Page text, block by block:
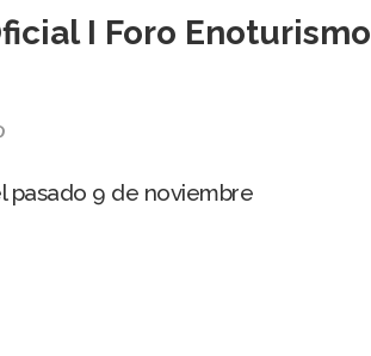
I Foro Enoturismo
pinterest
pasado 9 de noviembre